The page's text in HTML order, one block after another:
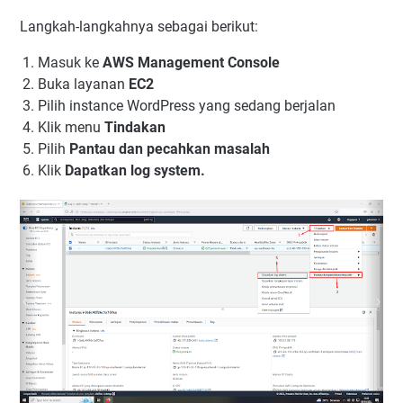
Langkah-langkahnya sebagai berikut:
Masuk ke AWS Management Console
Buka layanan EC2
Pilih instance WordPress yang sedang berjalan
Klik menu Tindakan
Pilih Pantau dan pecahkan masalah
Klik Dapatkan log system.